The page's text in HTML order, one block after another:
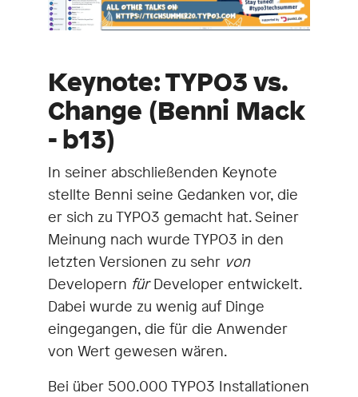
Keynote: TYPO3 vs.
Change (Benni Mack
- b13)
In seiner abschließenden Keynote
stellte Benni seine Gedanken vor, die
er sich zu TYPO3 gemacht hat. Seiner
Meinung nach wurde TYPO3 in den
letzten Versionen zu sehr von
Developern fürDeveloper entwickelt.
Dabei wurde zu wenig auf Dinge
eingegangen, die für die Anwender
von Wert gewesen wären.
Bei über 500.000 TYPO3 Installationen